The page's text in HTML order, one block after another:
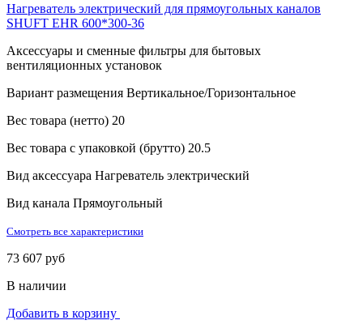
Нагреватель электрический для прямоугольных каналов
SHUFT EHR 600*300-36
Аксессуары и сменные фильтры для бытовых
вентиляционных установок
Вариант размещения Вертикальное/Горизонтальное
Вес товара (нетто) 20
Вес товара с упаковкой (брутто) 20.5
Вид аксессуара Нагреватель электрический
Вид канала Прямоугольный
Смотреть все характеристики
73 607 руб
В наличии
Добавить в корзину